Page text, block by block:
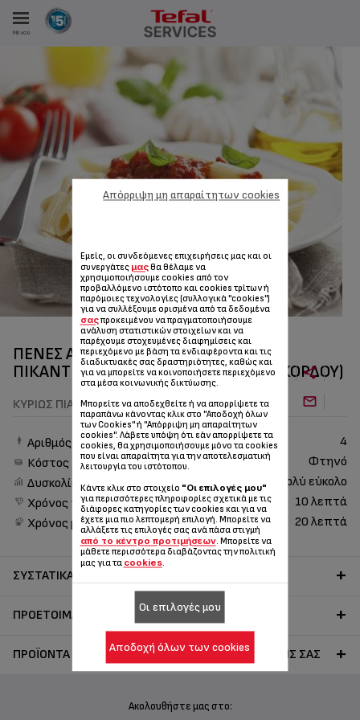
Μενού
ΜΑΣ
ΠΈΝΕΣ ΑΛΆ ΑΡΑΜΠΙΆΤΑ (ΖΥΜΑΡΙΚΆ ΣΕ
ΠΙΚΆΝΤΙΚΗ ΣΆΛΤΣΑ ΝΤΟΜΆΤΑΣ ΚΑΙ ΣΚΌΡΔΟΥ)
ΚΥΡΊΩΣ ΠΙΆΤΑ
Αριθμός ατόμων
4
Κόστος
Φτηνό
Δυσκολία
Πολύ εύκολο
Χρόνος προετοιμασίας
10 λεπτά
Χρόνος μαγειρέματος
20 λεπτά
ΣΥΣΤΑΤΙΚΆ
ΠΡΟΕΤΟΙΜΑΣΊΑ
ΠΡΟΪΌΝΤΑ TEFAL ΓΙΑ ΤΗΝ ΕΚΤΈΛΕΣΗ ΤΗΣ ΣΥΝΤΑΓΉΣ ΣΑΣ
Ακολουθήστε μας στο:
Εμείς, οι συνδεόμενες επιχειρήσεις μας και οι
συνεργάτες μαςθα θέλαμε να
χρησιμοποιήσουμε cookies από τον
προβαλλόμενο ιστότοπο και cookies τρίτων ή
παρόμοιες τεχνολογίες (συλλογικά "cookies")
για να συλλέξουμε ορισμένα από τα δεδομένα
σαςπροκειμένου να πραγματοποιήσουμε
ανάλυση στατιστικών στοιχείων και να
παρέχουμε στοχευμένες διαφημίσεις και
περιεχόμενο με βάση τα ενδιαφέροντα και τις
διαδικτυακές σας δραστηριότητες, καθώς και
για να μπορείτε να κοινοποιήσετε περιεχόμενο
στα μέσα κοινωνικής δικτύωσης.
Μπορείτε να αποδεχθείτε ή να απορρίψετε τα
παραπάνω κάνοντας κλικ στο "Αποδοχή όλων
των Cookies" ή "Απόρριψη μη απαραίτητων
cookies". Λάβετε υπόψη ότι εάν απορρίψετε τα
cookies, θα χρησιμοποιήσουμε μόνο τα cookies
που είναι απαραίτητα για την αποτελεσματική
λειτουργία του ιστότοπου.
Κάντε κλικ στο στοιχείο "Οι επιλογές μου"
για περισσότερες πληροφορίες σχετικά με τις
διάφορες κατηγορίες των cookies και για να
έχετε μια πιο λεπτομερή επιλογή. Μπορείτε να
αλλάξετε τις επιλογές σας ανά πάσα στιγμή
από το κέντρο προτιμήσεων. Μπορείτε να
μάθετε περισσότερα διαβάζοντας την πολιτική
μας για τα cookies.
Απόρριψη μη απαραίτητων cookies
Οι επιλογές μου
Αποδοχή όλων των cookies